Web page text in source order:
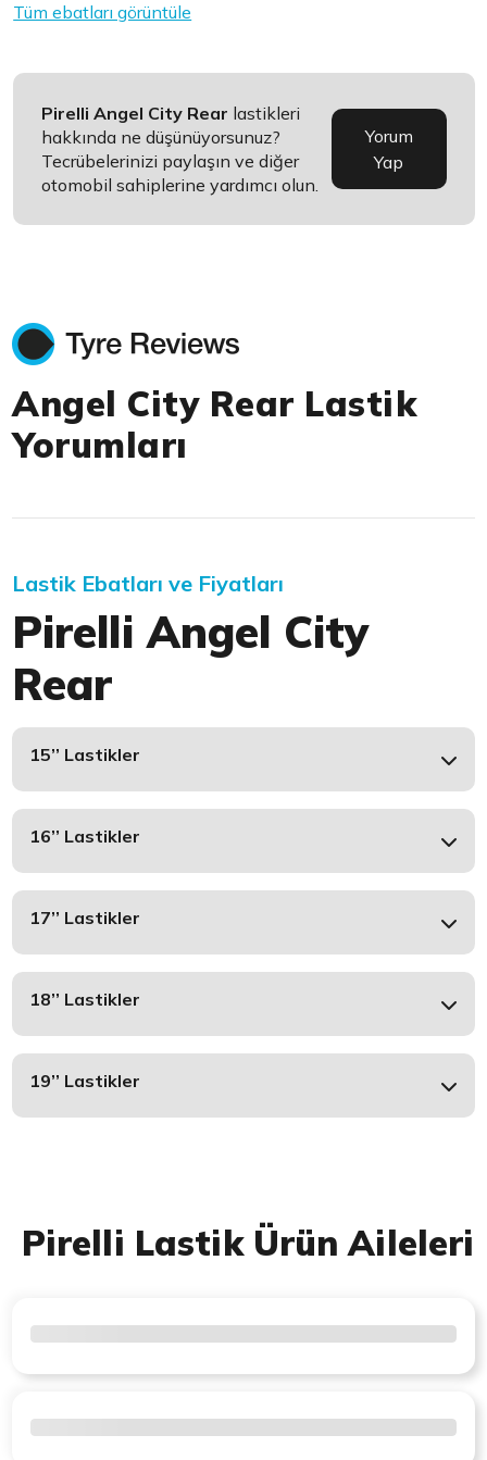
Tüm ebatları görüntüle
Pirelli Angel City Rear lastikleri
hakkında ne düşünüyorsunuz?
Tecrübelerinizi paylaşın ve diğer
otomobil sahiplerine yardımcı olun.
Yorum
Yap
Angel City Rear Lastik
Yorumları
Lastik Ebatları ve Fiyatları
Pirelli Angel City
Rear
15’’ Lastikler
16’’ Lastikler
17’’ Lastikler
18’’ Lastikler
19’’ Lastikler
Pirelli Lastik Ürün Aileleri